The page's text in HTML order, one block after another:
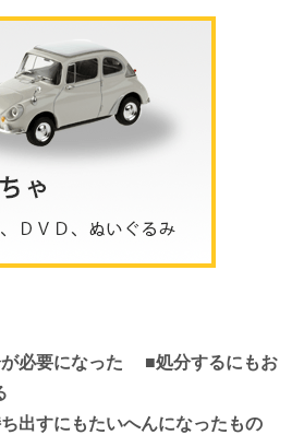
が必要になった ■処分するにもお
出すにもたいへんになったもの